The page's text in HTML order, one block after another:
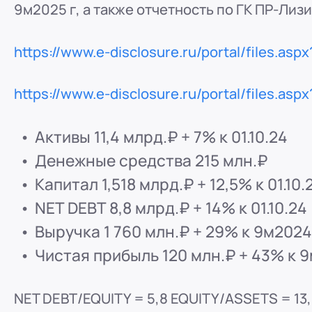
ООО "ПР-Лизинг"
8 (800) 250-25-31 (вн. 220)mail@pr-liz.ru8
РоссияКемерово
ООО "ПР-Лизинг"
РоссияКрасноярск
8 (800) 250-25-31 (вн. 240) mail@pr-liz.ru 8
ООО "ПР-Лизинг"
Россия
8 (800) 250-25-31 (вн. 153)
mail@pr-liz.ru
8
ООО "ПР-Лизинг"
8 (800) 250-25-31 (вн. 153)mail@pr-liz.ru8
9м2025 г, а также отчетность по ГК ПР-
https://www.e-disclosure.ru/portal/
https://www.e-disclosure.ru/portal/
Активы 11,4 млрд.₽ + 7% к 01.10.24
Денежные средства 215 млн.₽
Капитал 1,518 млрд.₽ + 12,5% к
NET DEBT 8,8 млрд.₽ + 14% к 01.10.24
Выручка 1 760 млн.₽ + 29% к 9м2024
Чистая прибыль 120 млн.₽ + 43% к
NET DEBT/EQUITY = 5,8 EQUITY/ASSETS =